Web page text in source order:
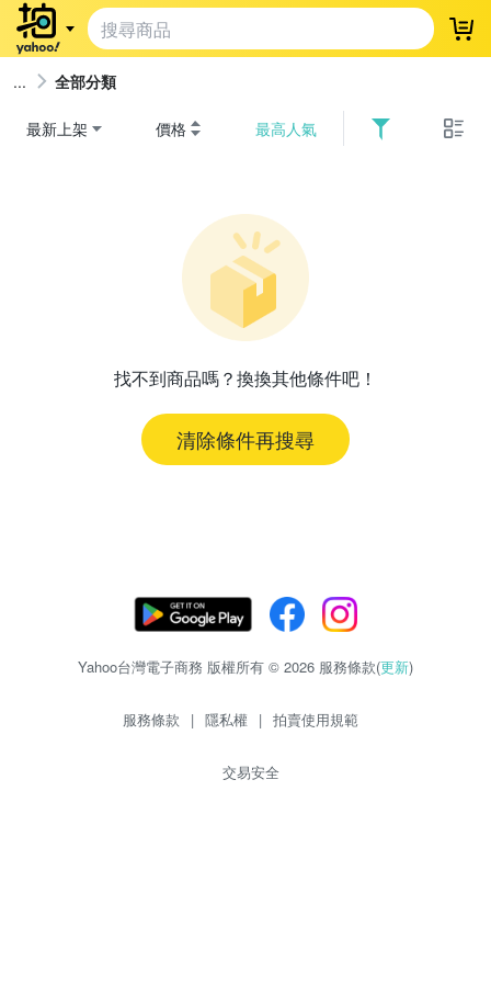
登
全部分類
最新上架 價格 最高人氣
找不到商品嗎？換換其他條件吧！
清除條件再搜尋
Yahoo台灣電子商務 版權所有 © 2026 服務條款(更新)
服務條款 | 隱私權 | 拍賣使用規範
交易安全